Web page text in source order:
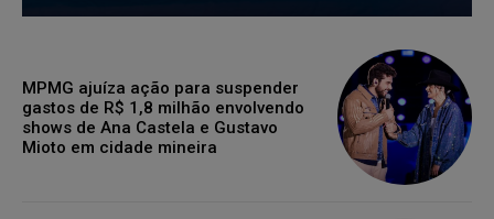
MPMG ajuíza ação para suspender
gastos de R$ 1,8 milhão envolvendo
shows de Ana Castela e Gustavo
Mioto em cidade mineira